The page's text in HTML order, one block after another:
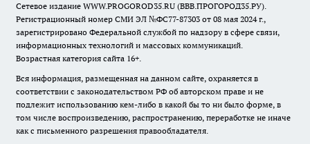
Сетевое издание WWW.PROGOROD35.RU (ВВВ.ПРОГОРОД35.РУ).
Регистрационный номер СМИ ЭЛ №ФС77-87303 от 08 мая 2024 г.,
зарегистрировано Федеральной службой по надзору в сфере связи,
информационных технологий и массовых коммуникаций.
Возрастная категория сайта 16+.
Вся информация, размещенная на данном сайте, охраняется в
соответствии с законодательством РФ об авторском праве и не
подлежит использованию кем-либо в какой бы то ни было форме, в
том числе воспроизведению, распространению, переработке не иначе
как с письменного разрешения правообладателя.